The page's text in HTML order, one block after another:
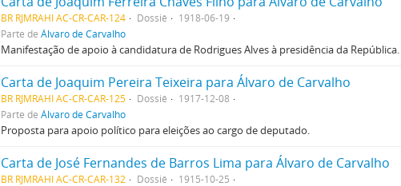
BR RJMRAHI AC-CR-CAR-124 Dossiê
1918-06-19
Parte de Álvaro de Carvalho
Manifestação de apoio à candidatura de Rodrigues Alves à presidência da República.
Carta de Joaquim Pereira Teixeira para Álvaro de Carvalho
BR RJMRAHI AC-CR-CAR-125 Dossiê
1917-12-08
Parte de Álvaro de Carvalho
Proposta para apoio político para eleições ao cargo de deputado.
Carta de José Fernandes de Barros Lima para Álvaro de Carvalho
BR RJMRAHI AC-CR-CAR-132 Dossiê
1915-10-25